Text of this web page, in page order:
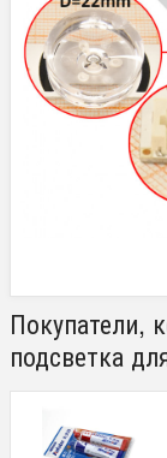
Покупатели,
подсветка